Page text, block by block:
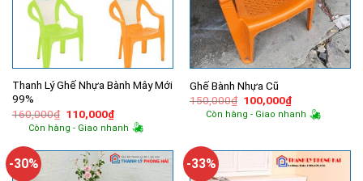
Thanh Lý Ghế Nhựa Bành Mây Mới
99%
160,000₫ Giá
gốc
là:
110,000₫Giá
hiện
tại
110,000₫.
Còn hàng - Giao nhanh
Ghế Bành Nhựa Cũ
150,000₫ Giá
gốc
là:
100,000₫Giá
hiện
tại
Còn hàng - Giao nhanh
-30% -33%